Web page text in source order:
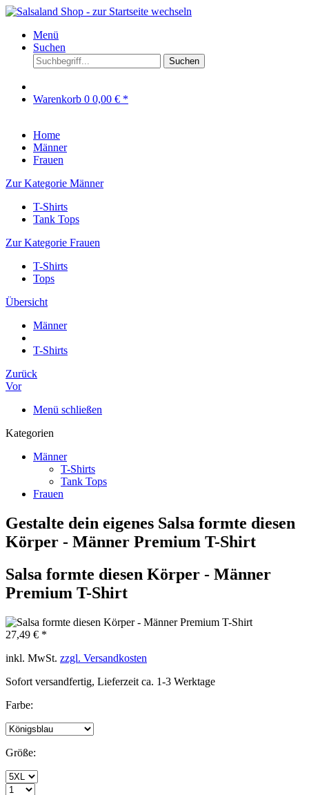
Menü
Suchen
Suchen
Warenkorb 0 0,00 € *
Home
Männer
Frauen
Zur Kategorie Männer
T-Shirts
Tank Tops
Zur Kategorie Frauen
T-Shirts
Tops
Übersicht
Männer
T-Shirts
Zurück
Vor
Menü schließen
Kategorien
Männer
T-Shirts
Tank Tops
Frauen
Gestalte dein eigenes Salsa formte diesen
Körper - Männer Premium T-Shirt
Salsa formte diesen Körper - Männer
Premium T-Shirt
27,49 € *
inkl. MwSt. zzgl. Versandkosten
Sofort versandfertig, Lieferzeit ca. 1-3 Werktage
Farbe:
Größe: